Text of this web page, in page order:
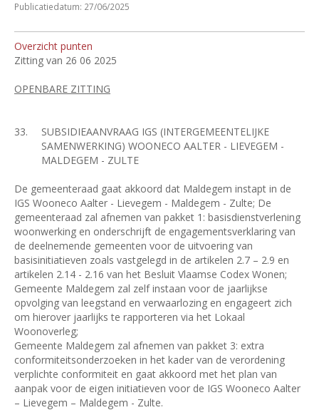
Publicatiedatum: 27/06/2025
Overzicht punten
Zitting van 26 06 2025
OPENBARE ZITTING
33.
SUBSIDIEAANVRAAG IGS (INTERGEMEENTELIJKE
SAMENWERKING) WOONECO AALTER - LIEVEGEM -
MALDEGEM - ZULTE
De gemeenteraad gaat akkoord dat Maldegem instapt in de
IGS Wooneco Aalter - Lievegem - Maldegem - Zulte; De
gemeenteraad zal afnemen van pakket 1: basisdienstverlening
woonwerking en onderschrijft de engagementsverklaring van
de deelnemende gemeenten voor de uitvoering van
basisinitiatieven zoals vastgelegd in de artikelen 2.7 – 2.9 en
artikelen 2.14 - 2.16 van het Besluit Vlaamse Codex Wonen;
Gemeente Maldegem zal zelf instaan voor de jaarlijkse
opvolging van leegstand en verwaarlozing en engageert zich
om hierover jaarlijks te rapporteren via het Lokaal
Woonoverleg;
Gemeente Maldegem zal afnemen van pakket 3: extra
conformiteitsonderzoeken in het kader van de verordening
verplichte conformiteit en gaat akkoord met het plan van
aanpak voor de eigen initiatieven voor de IGS Wooneco Aalter
– Lievegem – Maldegem - Zulte.